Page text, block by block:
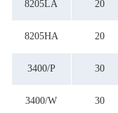
8205LA 20
8205HA 20
3400/P 30
3400/W 30